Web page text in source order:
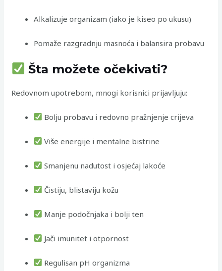
Alkalizuje organizam (iako je kiseo po ukusu)
Pomaže razgradnju masnoća i balansira probavu
Šta možete očekivati?
Redovnom upotrebom, mnogi korisnici prijavljuju:
Bolju probavu i redovno pražnjenje crijeva
Više energije i mentalne bistrine
Smanjenu nadutost i osjećaj lakoće
Čistiju, blistaviju kožu
Manje podočnjaka i bolji ten
Jači imunitet i otpornost
Regulisan pH organizma